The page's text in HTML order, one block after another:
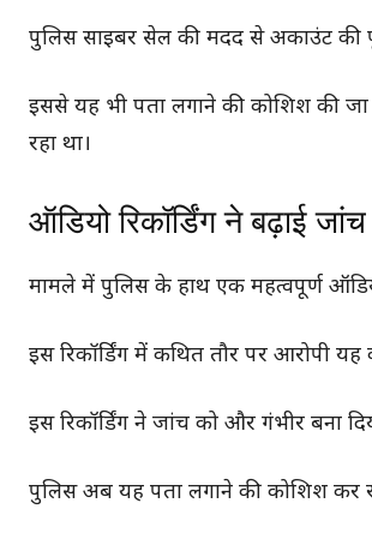
पुलिस साइबर सेल की मदद से अकाउंट की
इससे यह भी पता लगाने की कोशिश की जा
रहा था।
ऑडियो रिकॉर्डिंग ने बढ़ाई
मामले में पुलिस के हाथ एक महत्वपूर्ण
इस रिकॉर्डिंग में कथित तौर पर आरोपी
इस रिकॉर्डिंग ने जांच को और गंभीर बना
पुलिस अब यह पता लगाने की कोशिश कर